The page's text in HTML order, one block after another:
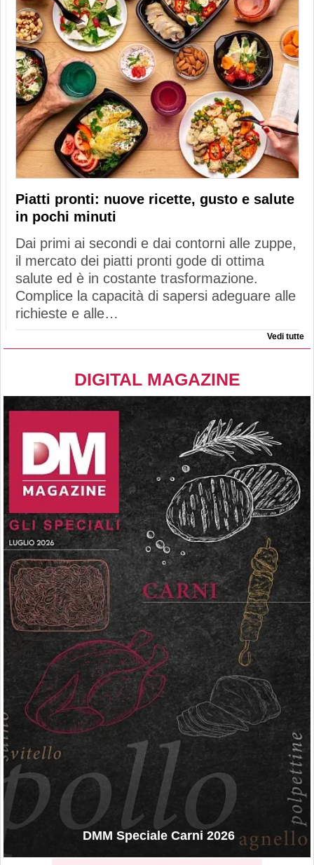
Piatti pronti: nuove ricette, gusto e salute
in pochi minuti
Dai primi ai secondi e dai contorni alle zuppe,
il mercato dei piatti pronti gode di ottima
salute ed è in costante trasformazione.
Complice la capacità di sapersi adeguare alle
richieste e alle…
Vedi tutte
DIGITAL MAGAZINE
DMM Speciale Carni 2026